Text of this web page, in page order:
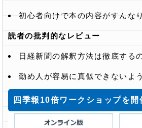
初心者向けで本の内容がすんな
読者の批判的なレビュー
日経新聞の解釈方法は徹底する
勤め人が容易に真似できないよ
四季報10倍ワークショップを開